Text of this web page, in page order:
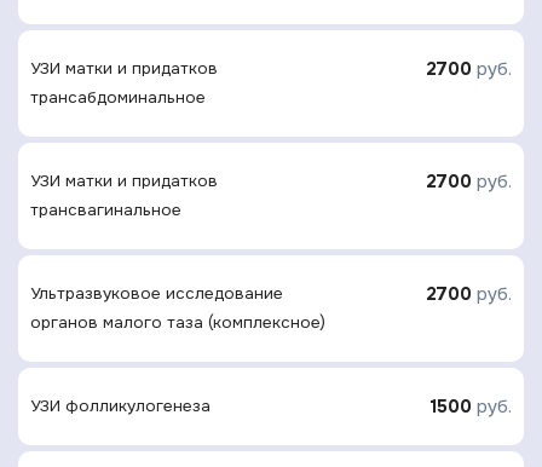
УЗИ матки и придатков
трансабдоминальное
2700 руб.
УЗИ матки и придатков
трансвагинальное
2700 руб.
Ультразвуковое исследование
органов малого таза (комплексное)
2700 руб.
УЗИ фолликулогенеза 1500 руб.